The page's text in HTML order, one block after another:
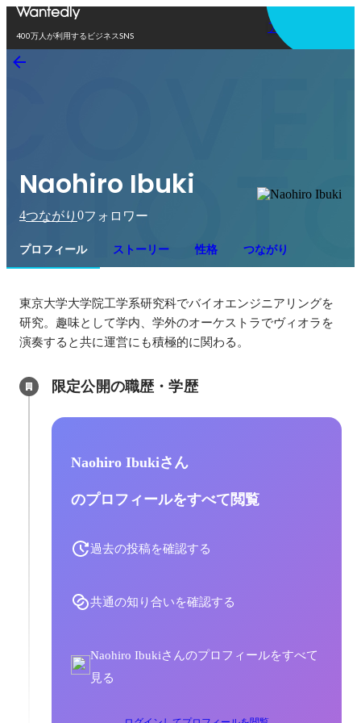
400万人が利用するビジネスSNS
アプリを使う
Naohiro Ibuki
4つながり 0フォロワー
プロフィール ストーリー 性格 つながり
東京大学大学院工学系研究科でバイオエンジニアリングを
研究。趣味として学内、学外のオーケストラでヴィオラを
演奏すると共に運営にも積極的に関わる。
限定公開の職歴・学歴
Naohiro Ibukiさん
のプロフィールをすべて閲覧
過去の投稿を確認する
共通の知り合いを確認する
Naohiro Ibukiさんのプロフィールをすべて
見る